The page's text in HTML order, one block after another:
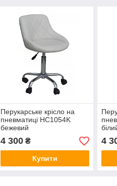
Перукарське крісло на
пневматиці HC1054K
бежевий
4 300₴
Купити
4